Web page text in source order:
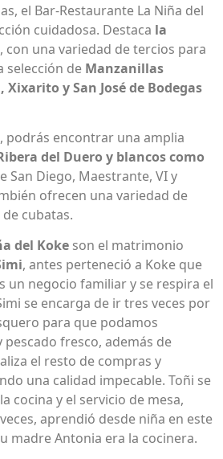
el Bar-Restaurante La Niña del
cuidadosa. Destaca la
, con una variedad de tercios para
selección de Manzanillas
Xixarito y San José de Bodegas
podrás encontrar una amplia
del Duero y blancos como
San Diego, Maestrante, VI y
ofrecen una variedad de
cubatas.
del Koke son el matrimonio
, antes perteneció a Koke que
un negocio familiar y se respira el
se encarga de ir tres veces por
para que podamos
fresco, además de
el resto de compras y
una calidad impecable. Toñi se
cocina y el servicio de mesa,
aprendió desde niña en este
madre Antonia era la cocinera.